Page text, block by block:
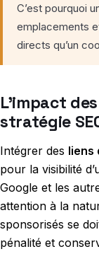
C’est pourquoi
emplacements
directs qu’un
L’impact
stratégie
Intégrer des liens
pour la visibilité
Google et les
attention à la
sponsorisés se
pénalité et